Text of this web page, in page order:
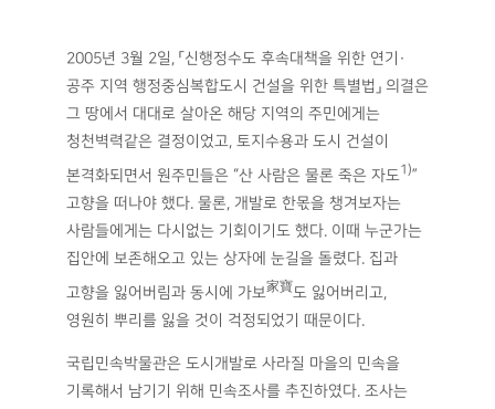
2005년 3월 2일, 「신행정수도 후속대책을 위한 연기·
공주 지역 행정중심복합도시 건설을 위한 특별법」 의결은
그 땅에서 대대로 살아온 해당 지역의 주민에게는
청천벽력같은 결정이었고, 토지수용과 도시 건설이
본격화되면서 원주민들은 “산 사람은 물론 죽은 자도1)”
고향을 떠나야 했다. 물론, 개발로 한몫을 챙겨보자는
사람들에게는 다시없는 기회이기도 했다. 이때 누군가는
집안에 보존해오고 있는 상자에 눈길을 돌렸다. 집과
고향을 잃어버림과 동시에 가보家寶도 잃어버리고,
영원히 뿌리를 잃을 것이 걱정되었기 때문이다.
국립민속박물관은 도시개발로 사라질 마을의 민속을
기록해서 남기기 위해 민속조사를 추진하였다. 조사는